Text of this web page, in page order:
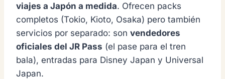
viajes a Japón a medida. Ofrecen packs
completos (Tokio, Kioto, Osaka) pero también
servicios por separado: son vendedores
oficiales del JR Pass (el pase para el tren
bala), entradas para Disney Japan y Universal
Japan.